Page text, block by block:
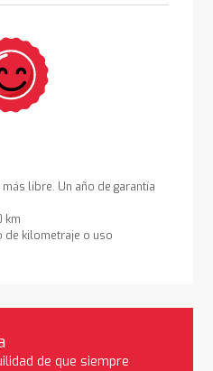
libre. Un año de garantía
km
de kilometraje o uso
de que siempre